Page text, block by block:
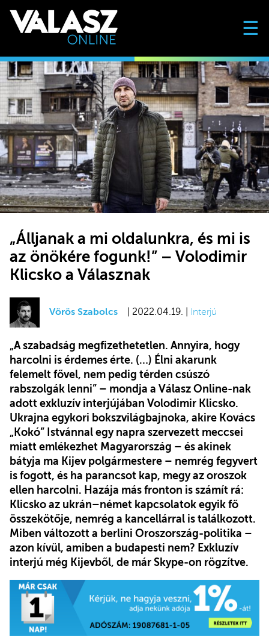
☰
„Álljanak a mi oldalunkra, és mi is
az önökére fogunk!” – Volodimir
Klicsko a Válasznak
Vörös Szabolcs | 2022.04.19. | Interjú
„A szabadság megfizethetetlen. Annyira, hogy
harcolni is érdemes érte. (…) Élni akarunk
felemelt fővel, nem pedig térden csúszó
rabszolgák lenni” – mondja a Válasz Online-nak
adott exkluzív interjújában Volodimir Klicsko.
Ukrajna egykori bokszvilágbajnoka, akire Kovács
„Kokó” Istvánnal egy napra szervezett meccsei
miatt emlékezhet Magyarország – és akinek
bátyja ma Kijev polgármestere – nemrég fegyvert
is fogott, és ha parancsot kap, megy az oroszok
ellen harcolni. Hazája más fronton is számít rá:
Klicsko az ukrán–német kapcsolatok egyik fő
összekötője, nemrég a kancellárral is találkozott.
Miben változott a berlini Oroszország-politika –
azon kívül, amiben a budapesti nem? Exkluzív
interjú még Kijevből, de már Skype-on rögzítve.